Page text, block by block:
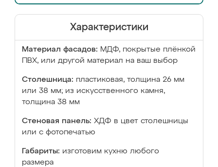
Характеристики
Материал фасадов: МДФ, покрытые плёнкой
ПВХ, или другой материал на ваш выбор
Столешница: пластиковая, толщина 26 мм
или 38 мм; из искусственного камня,
толщина 38 мм
Стеновая панель: ХДФ в цвет столешницы
или с фотопечатью
Габариты: изготовим кухню любого
размера